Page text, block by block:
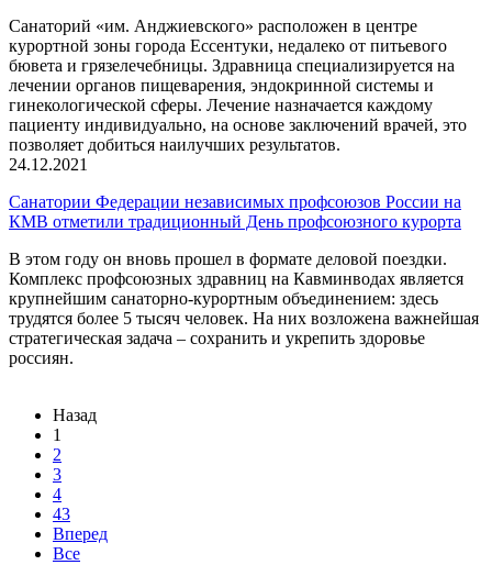
Санаторий «им. Анджиевского» расположен в центре
курортной зоны города Ессентуки, недалеко от питьевого
бювета и грязелечебницы. Здравница специализируется на
лечении органов пищеварения, эндокринной системы и
гинекологической сферы. Лечение назначается каждому
пациенту индивидуально, на основе заключений врачей, это
позволяет добиться наилучших результатов.
24.12.2021
Санатории Федерации независимых профсоюзов России на
КМВ отметили традиционный День профсоюзного курорта
В этом году он вновь прошел в формате деловой поездки.
Комплекс профсоюзных здравниц на Кавминводах является
крупнейшим санаторно-курортным объединением: здесь
трудятся более 5 тысяч человек. На них возложена важнейшая
стратегическая задача – сохранить и укрепить здоровье
россиян.
Назад
1
2
3
4
43
Вперед
Все